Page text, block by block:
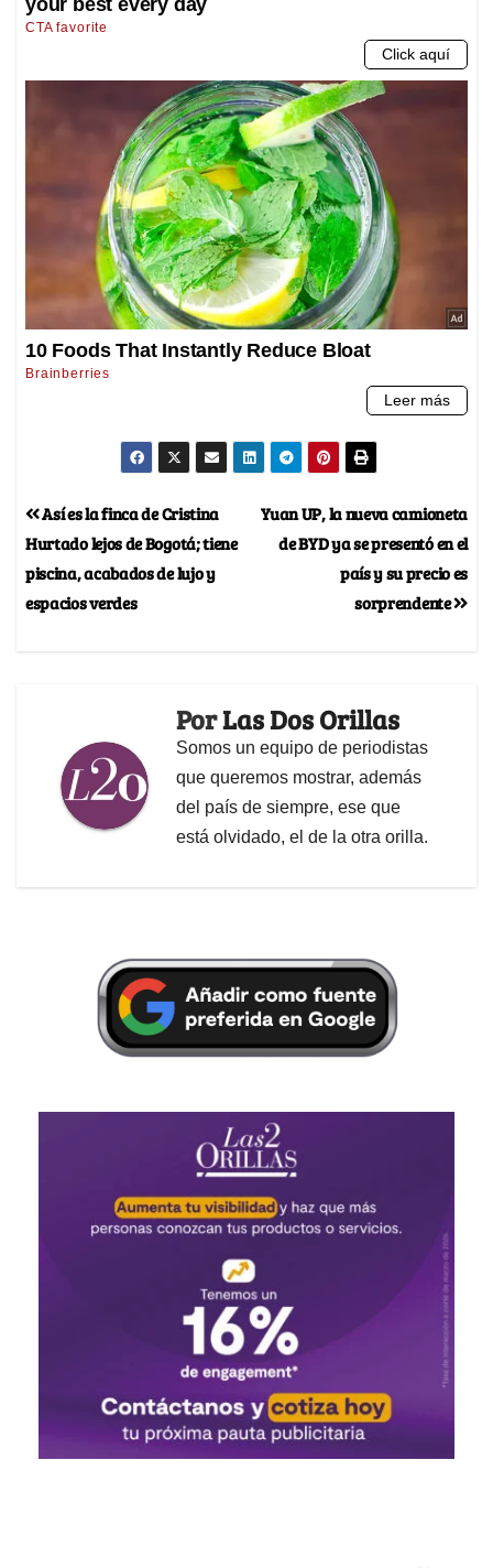
Yuan UP, la nueva camioneta
de BYD ya se presentó en el
país y su precio es
sorprendente
Así es la finca de Cristina
Hurtado lejos de Bogotá; tiene
piscina, acabados de lujo y
espacios verdes
PorLas Dos Orillas
Somos un equipo de periodistas
que queremos mostrar, además
del país de siempre, ese que
está olvidado, el de la otra orilla.